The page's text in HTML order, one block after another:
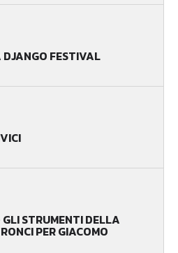
FESTIVAL
STRUMENTI DELLA
PER GIACOMO